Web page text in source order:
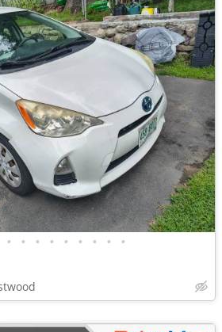
• • • • • • • • •